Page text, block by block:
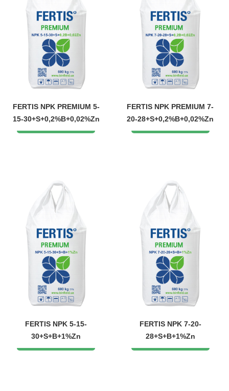
FERTIS NPK PREMIUM 5-
15-30+S+0,2%B+0,02%Zn
FERTIS NPK PREMIUM 7-
20-28+S+0,2%B+0,02%Zn
FERTIS NPK 5-15-
30+S+B+1%Zn
FERTIS NPK 7-20-
28+S+B+1%Zn